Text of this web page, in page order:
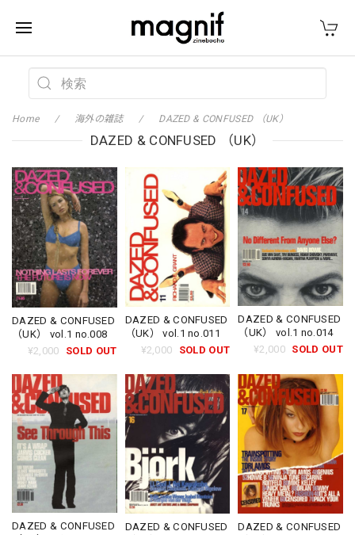
Home 海外の雑誌 DAZED & CONFUSED （UK）
DAZED & CONFUSED （UK）
DAZED & CONFUSED
（UK） vol.1 no.008
¥2,000
SOLD OUT
DAZED & CONFUSED
（UK） vol.1 no.011
¥2,000
SOLD OUT
DAZED & CONFUSED
（UK） vol.1 no.014
¥2,000 SOLD OUT
DAZED & CONFUSED
DAZED & CONFUSED
DAZED & CONFUSED